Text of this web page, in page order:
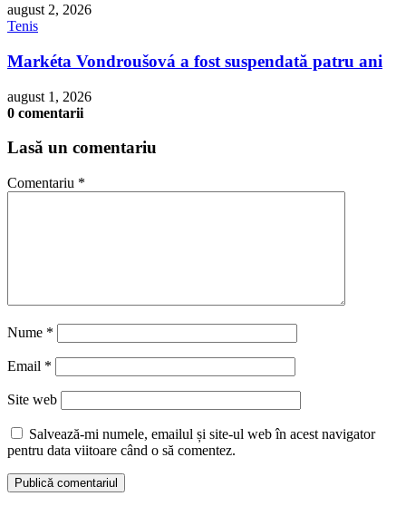
august 2, 2026
Tenis
Markéta Vondroušová a fost suspendată patru ani
august 1, 2026
0 comentarii
Lasă un comentariu
Comentariu *
Nume *
Email *
Site web
Salvează-mi numele, emailul și site-ul web în acest navigator
pentru data viitoare când o să comentez.